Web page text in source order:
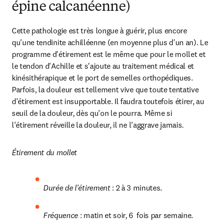
épine calcanéenne)
Cette pathologie est très longue à guérir, plus encore
qu'une tendinite achilléenne (en moyenne plus d'un an). Le
programme d'étirement est le même que pour le mollet et
le tendon d'Achille et s'ajoute au traitement médical et
kinésithérapique et le port de semelles orthopédiques.
Parfois, la douleur est tellement vive que toute tentative
d'étirement est insupportable. Il faudra toutefois étirer, au
seuil de la douleur, dès qu'on le pourra. Même si
l'étirement réveille la douleur, il ne l'aggrave jamais.
Étirement du mollet
Durée de l'étirement : 2 à 3 minutes.
Fréquence : matin et soir, 6  fois par semaine.